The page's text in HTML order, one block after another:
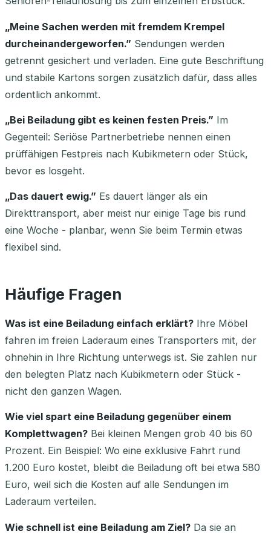
„Meine Sachen werden mit fremdem Krempel
durcheinandergeworfen.” Sendungen werden
getrennt gesichert und verladen. Eine gute Beschriftung
und stabile Kartons sorgen zusätzlich dafür, dass alles
ordentlich ankommt.
„Bei Beiladung gibt es keinen festen Preis.” Im
Gegenteil: Seriöse Partnerbetriebe nennen einen
prüffähigen Festpreis nach Kubikmetern oder Stück,
bevor es losgeht.
„Das dauert ewig.” Es dauert länger als ein
Direkttransport, aber meist nur einige Tage bis rund
eine Woche - planbar, wenn Sie beim Termin etwas
flexibel sind.
Häufige Fragen
Was ist eine Beiladung einfach erklärt? Ihre Möbel
fahren im freien Laderaum eines Transporters mit, der
ohnehin in Ihre Richtung unterwegs ist. Sie zahlen nur
den belegten Platz nach Kubikmetern oder Stück -
nicht den ganzen Wagen.
Wie viel spart eine Beiladung gegenüber einem
Komplettwagen? Bei kleinen Mengen grob 40 bis 60
Prozent. Ein Beispiel: Wo eine exklusive Fahrt rund
1.200 Euro kostet, bleibt die Beiladung oft bei etwa 580
Euro, weil sich die Kosten auf alle Sendungen im
Laderaum verteilen.
Wie schnell ist eine Beiladung am Ziel? Da sie an